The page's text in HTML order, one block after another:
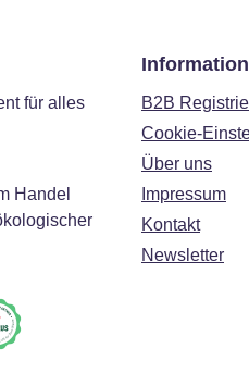
für alles
Handel
B2B
Cookie-
Über uns
Impressum
Kontakt
Newsletter